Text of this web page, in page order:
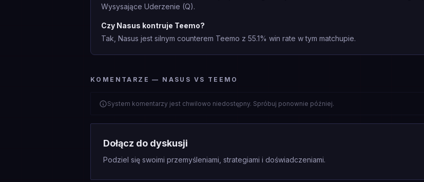
Wysysające Uderzenie (Q).
Czy Nasus kontruje Teemo?
Tak, Nasus jest silnym counterem Teemo z 55.1% win rate w tym matchupie.
KOMENTARZE — NASUS VS TEEMO
System komentarzy jest chwilowo niedostępny. Spróbuj ponownie później.
Dołącz do dyskusji
Podziel się swoimi przemyśleniami, strategiami i doświadczeniami.